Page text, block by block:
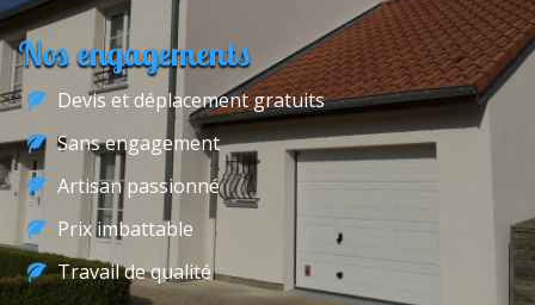
Nos engagements
Devis et déplacement gratuits
Sans engagement
Artisan passionné
Prix imbattable
Travail de qualité